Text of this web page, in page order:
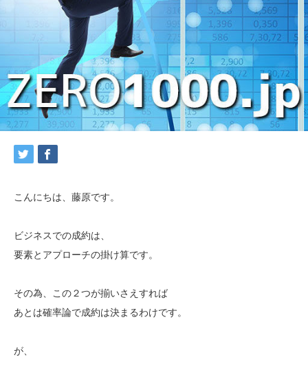
こんにちは、藤原です。
ビジネスでの成約は、
要素とアプローチの掛け算です。
その為、この２つが揃いさえすれば
あとは確率論で成約は決まるわけです。
が、